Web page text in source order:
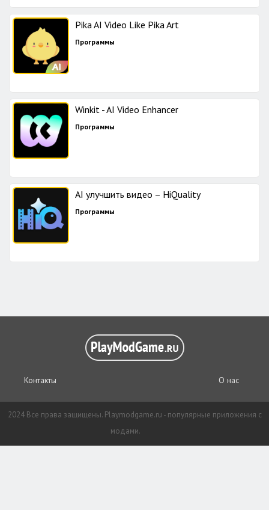
Pika AI Video Like Pika Art
Программы
Winkit - AI Video Enhancer
Программы
AI улучшить видео – HiQuality
Программы
Контакты О нас
2024 Все права защищены. Playmodgame.ru - популярные приложения с
модами.